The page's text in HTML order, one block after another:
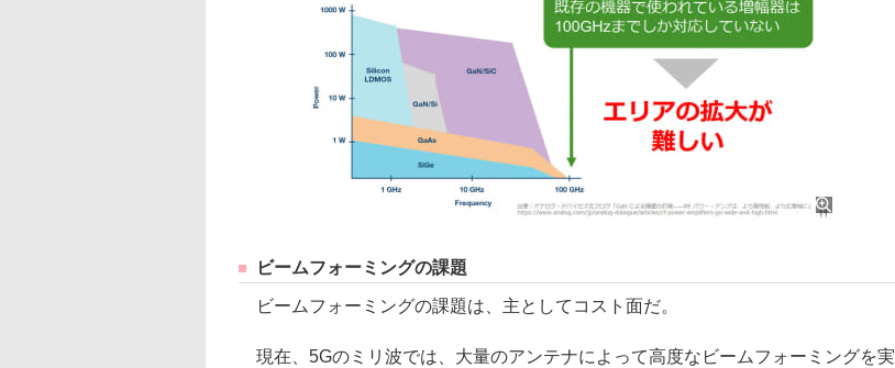
ビームフォーミングの課題
ビームフォーミングの課題は、主としてコスト面だ。
現在、5Gのミリ波では、大量のアンテナによって高度なビームフォーミングを実